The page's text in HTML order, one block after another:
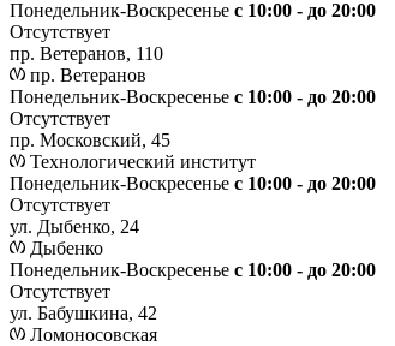
Понедельник-Воскресенье c 10:00 - до 20:00
Отсутствует
пр. Ветеранов, 110
пр. Ветеранов
Понедельник-Воскресенье с 10:00 - до 20:00
Отсутствует
пр. Московский, 45
Технологический институт
Понедельник-Воскресенье с 10:00 - до 20:00
Отсутствует
ул. Дыбенко, 24
Дыбенко
Понедельник-Воскресенье с 10:00 - до 20:00
Отсутствует
ул. Бабушкина, 42
Ломоносовская